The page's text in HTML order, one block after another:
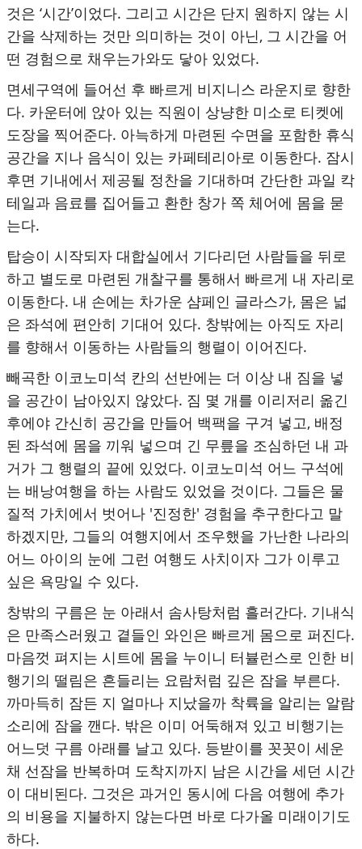
것은 ‘시간’이었다. 그리고 시간은 단지 원하지 않는 시
간을 삭제하는 것만 의미하는 것이 아닌, 그 시간을 어
떤 경험으로 채우는가와도 닿아 있었다.
면세구역에 들어선 후 빠르게 비지니스 라운지로 향한
다. 카운터에 앉아 있는 직원이 상냥한 미소로 티켓에
도장을 찍어준다. 아늑하게 마련된 수면을 포함한 휴식
공간을 지나 음식이 있는 카페테리아로 이동한다. 잠시
후면 기내에서 제공될 정찬을 기대하며 간단한 과일 칵
테일과 음료를 집어들고 환한 창가 쪽 체어에 몸을 묻
는다.
탑승이 시작되자 대합실에서 기다리던 사람들을 뒤로
하고 별도로 마련된 개찰구를 통해서 빠르게 내 자리로
이동한다. 내 손에는 차가운 샴페인 글라스가, 몸은 넓
은 좌석에 편안히 기대어 있다. 창밖에는 아직도 자리
를 향해서 이동하는 사람들의 행렬이 이어진다.
빼곡한 이코노미석 칸의 선반에는 더 이상 내 짐을 넣
을 공간이 남아있지 않았다. 짐 몇 개를 이리저리 옮긴
후에야 간신히 공간을 만들어 백팩을 구겨 넣고, 배정
된 좌석에 몸을 끼워 넣으며 긴 무릎을 조심하던 내 과
거가 그 행렬의 끝에 있었다. 이코노미석 어느 구석에
는 배낭여행을 하는 사람도 있었을 것이다. 그들은 물
질적 가치에서 벗어나 '진정한' 경험을 추구한다고 말
하겠지만, 그들의 여행지에서 조우했을 가난한 나라의
어느 아이의 눈에 그런 여행도 사치이자 그가 이루고
싶은 욕망일 수 있다.
창밖의 구름은 눈 아래서 솜사탕처럼 흘러간다. 기내식
은 만족스러웠고 곁들인 와인은 빠르게 몸으로 퍼진다.
마음껏 펴지는 시트에 몸을 누이니 터뷸런스로 인한 비
행기의 떨림은 흔들리는 요람처럼 깊은 잠을 부른다.
까마득히 잠든 지 얼마나 지났을까 착륙을 알리는 알람
소리에 잠을 깬다. 밖은 이미 어둑해져 있고 비행기는
어느덧 구름 아래를 날고 있다. 등받이를 꼿꼿이 세운
채 선잠을 반복하며 도착지까지 남은 시간을 세던 시간
이 대비된다. 그것은 과거인 동시에 다음 여행에 추가
의 비용을 지불하지 않는다면 바로 다가올 미래이기도
하다.